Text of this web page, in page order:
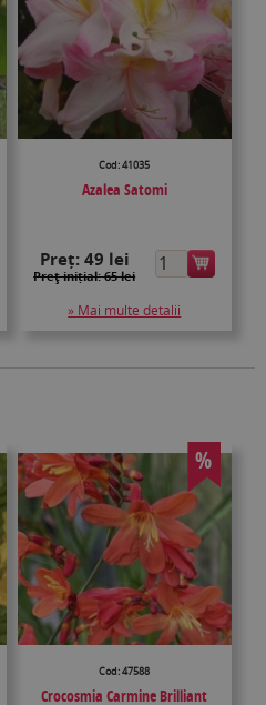
Cod: 41035
Azalea Satomi
Preț: 49 lei
Preţ inițial: 65 lei
» Mai multe detalii
%
Cod: 47588
Crocosmia Carmine Brilliant